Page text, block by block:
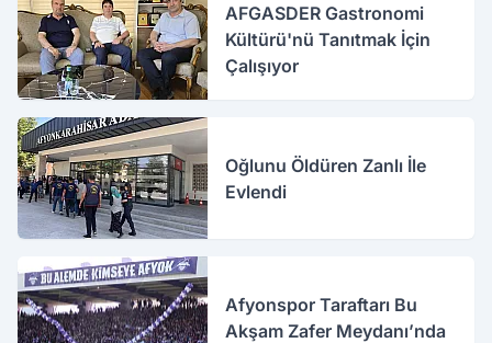
AFGASDER Gastronomi
Kültürü'nü Tanıtmak İçin
Çalışıyor
Oğlunu Öldüren Zanlı İle
Evlendi
Afyonspor Taraftarı Bu
Akşam Zafer Meydanı’nda